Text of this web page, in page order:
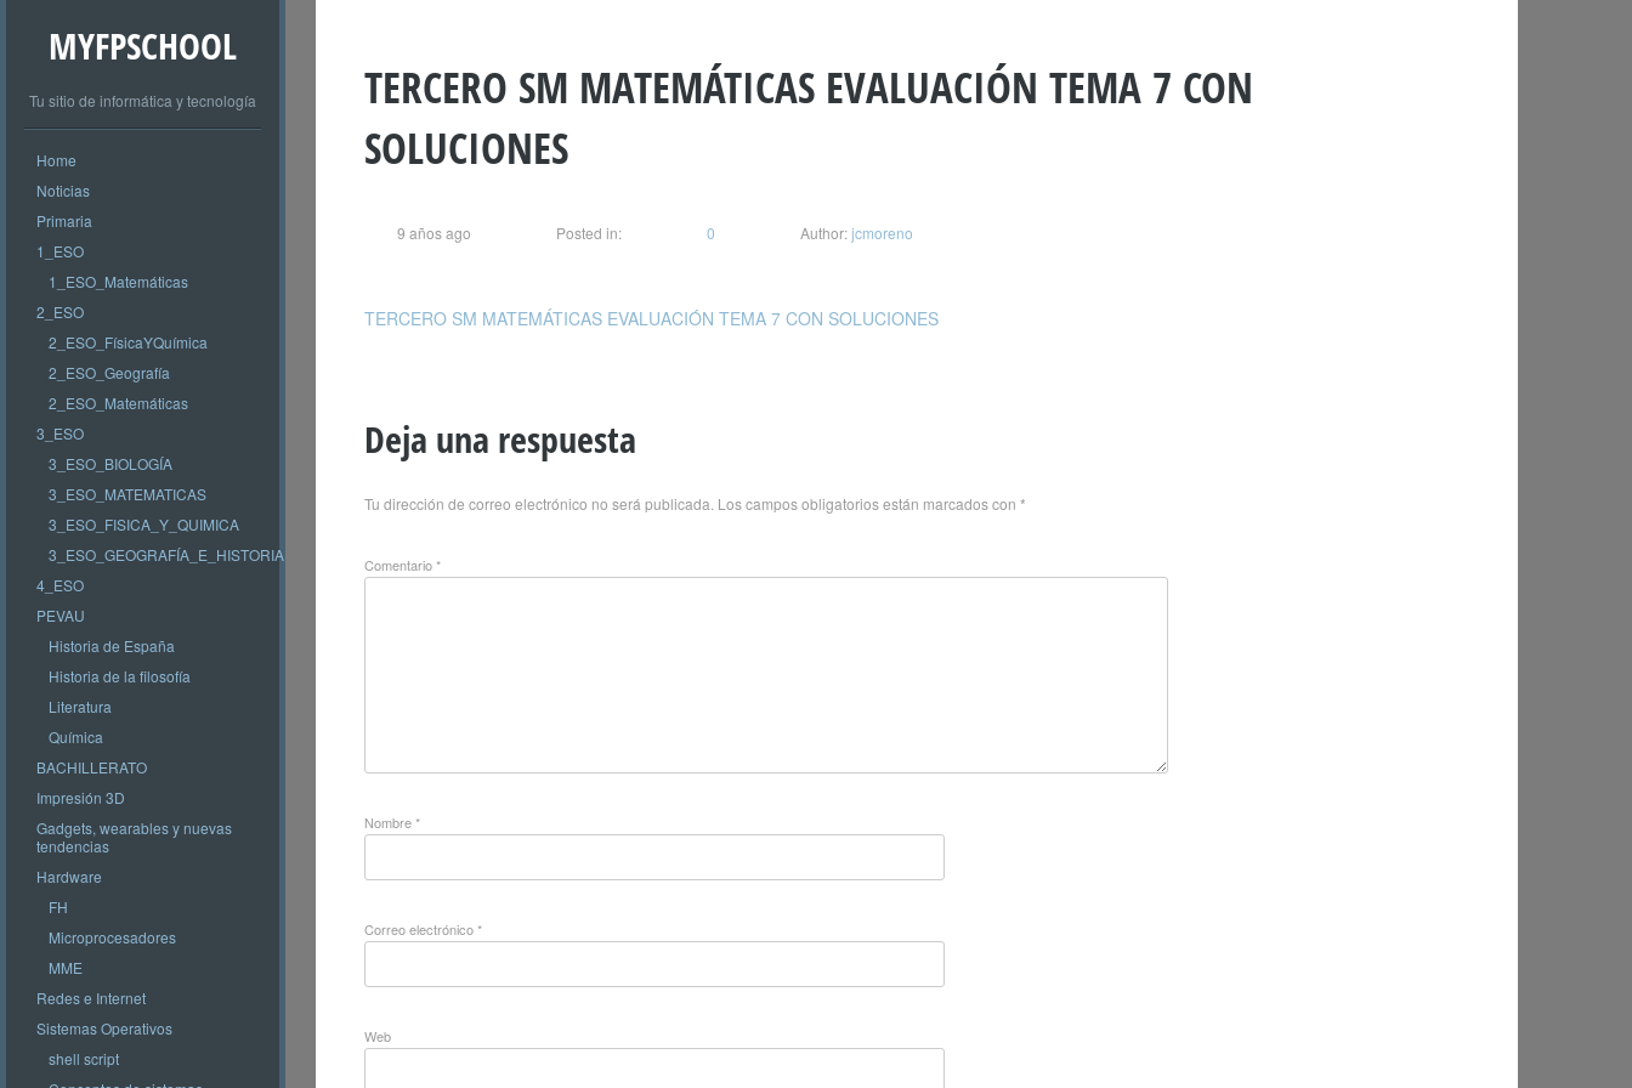
MYFPSCHOOL
Tu sitio de informática y tecnología
Home
Noticias
Primaria
1_ESO
1_ESO_Matemáticas
2_ESO
2_ESO_FísicaYQuímica
2_ESO_Geografía
2_ESO_Matemáticas
3_ESO
3_ESO_BIOLOGÍA
3_ESO_MATEMATICAS
3_ESO_FISICA_Y_QUIMICA
3_ESO_GEOGRAFÍA_E_HISTORIA
4_ESO
PEVAU
Historia de España
Historia de la filosofía
Literatura
Química
BACHILLERATO
Impresión 3D
Gadgets, wearables y nuevas
tendencias
Hardware
FH
Microprocesadores
MME
Redes e Internet
Sistemas Operativos
shell script
TERCERO SM MATEMÁTICAS EVALUACIÓN TEMA 7 CON
SOLUCIONES
9 años ago Posted in: 0 Author:jcmoreno
TERCERO SM MATEMÁTICAS EVALUACIÓN TEMA 7 CON SOLUCIONES
Deja una respuesta
Tu dirección de correo electrónico no será publicada. Los campos obligatorios están marcados con *
Comentario*
Nombre*
Correo electrónico*
Web